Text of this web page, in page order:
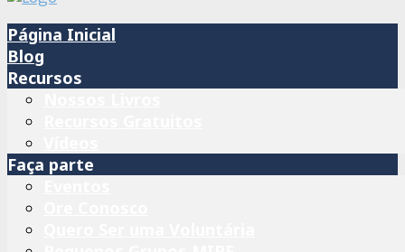
Página Inicial
Blog
Recursos
Faça parte